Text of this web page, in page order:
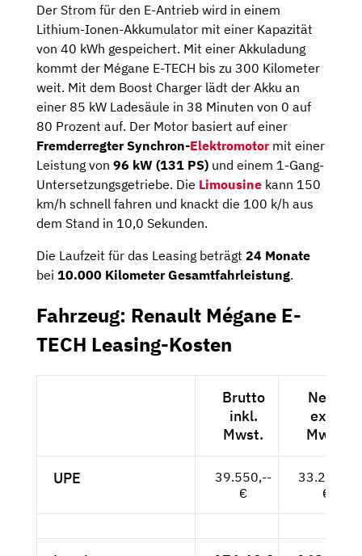
Der Strom für den E-Antrieb wird in einem
Lithium-Ionen-Akkumulator mit einer Kapazität
von 40 kWh gespeichert. Mit einer Akkuladung
kommt der Mégane E-TECH bis zu 300 Kilometer
weit. Mit dem Boost Charger lädt der Akku an
einer 85 kW Ladesäule in 38 Minuten von 0 auf
80 Prozent auf. Der Motor basiert auf einer
Fremderregter Synchron-Elektromotormit einer
Leistung von 96 kW (131 PS) und einem 1-Gang-
Untersetzungsgetriebe. Die Limousine kann 150
km/h schnell fahren und knackt die 100 k/h aus
dem Stand in 10,0 Sekunden.
Die Laufzeit für das Leasing beträgt 24 Monate
bei 10.000 Kilometer Gesamtfahrleistung.
Fahrzeug: Renault Mégane E-
TECH Leasing-Kosten
Brutto
inkl.
Mwst.
Netto
exkl.
Mwst.
UPE
39.550,--
€
33.235,--
€